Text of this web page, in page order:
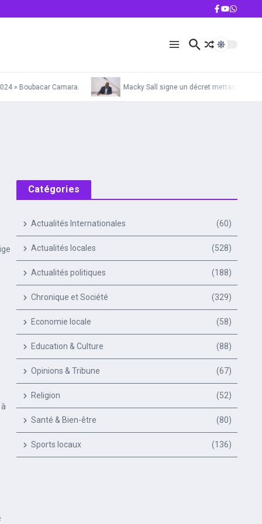
» Boubacar Camara. Macky Sall signe un décret mettant la
Catégories
Actualités Internationales (60)
Actualités locales (528)
Actualités politiques (188)
Chronique et Société (329)
Economie locale (58)
Education & Culture (88)
Opinions & Tribune (67)
Religion (52)
Santé & Bien-être (80)
Sports locaux (136)